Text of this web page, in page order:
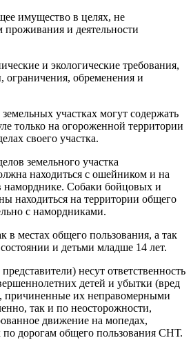
имущество в целях, не
и деятельности
и экологические требования,
обременения и
участках могут содержать
только на огороженной территории
своего участка.
земельного участка
находиться с ошейником и на
наморднике. Собаки бойцовых и
находиться на территории общего
с намордниками.
в местах общего пользования, а так
и детьми младше 14 лет.
несут ответственность
детей и убытки (вред
причиненные их неправомерными
так и по неосторожности,
движение на мопедах,
по дорогам общего пользования СНТ.